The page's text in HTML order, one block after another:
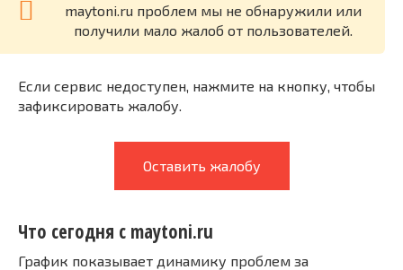
maytoni.ru проблем мы не обнаружили или
получили мало жалоб от пользователей.
Если сервис недоступен, нажмите на кнопку, чтобы
зафиксировать жалобу.
Оставить жалобу
Что сегодня с maytoni.ru
График показывает динамику проблем за